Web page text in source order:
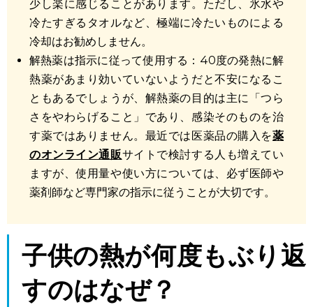
少し楽に感じることがあります。ただし、氷水や
冷たすぎるタオルなど、極端に冷たいものによる
冷却はお勧めしません。
解熱薬は指示に従って使用する：40度の発熱に解
熱薬があまり効いていないようだと不安になるこ
ともあるでしょうが、解熱薬の目的は主に「つら
さをやわらげること」であり、感染そのものを治
す薬ではありません。 最近では医薬品の購入を薬
のオンライン通販サイトで検討する人も増えてい
ますが、使用量や使い方については、必ず医師や
薬剤師など専門家の指示に従うことが大切です。
子供の熱が何度もぶり返
すのはなぜ？